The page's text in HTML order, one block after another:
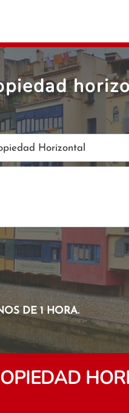
Horizontal
DE 1 HORA.